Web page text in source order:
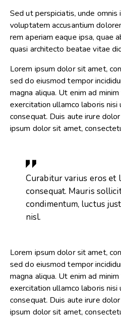
Sed ut perspiciatis, unde
voluptatem accusantium
rem aperiam eaque ipsa, quae
quasi architecto beatae vitae
Lorem ipsum dolor sit amet,
sed do eiusmod tempor
magna aliqua. Ut enim ad
exercitation ullamco laboris
consequat. Duis aute irure
ipsum dolor sit amet,
Curabitur varius eros et
consequat. Mauris
condimentum, luctus
nisl.
Lorem ipsum dolor sit amet,
sed do eiusmod tempor
magna aliqua. Ut enim ad
exercitation ullamco laboris
consequat. Duis aute irure
ipsum dolor sit amet,